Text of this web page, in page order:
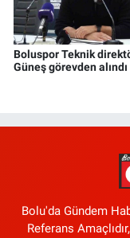
Boluspor Teknik
Güneş görevden alındı
Bolu'da Gündem
Referans